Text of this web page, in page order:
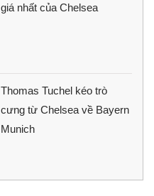
giá nhất của Chelsea
Thomas Tuchel kéo trò
cưng từ Chelsea về Bayern
Munich